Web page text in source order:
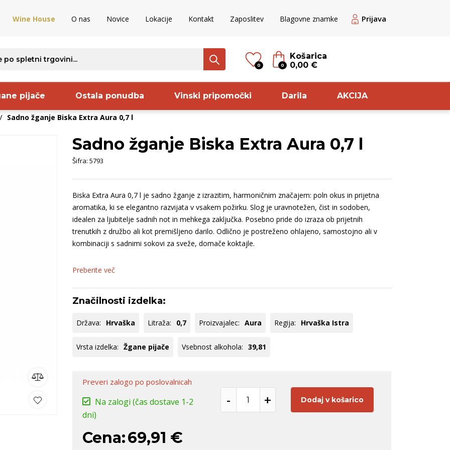
Wine House O nas Novice Lokacije Kontakt Zaposlitev Blagovne znamke Prijava
0 0
Košarica
0,00 €
ponudba Natural wine Registracija B2B
vse
Regija
Kras
Goriška Brda
Vipavska
dolina
Dolenjska
Istra
Poglej vse
Proizvajalec
Sanctum
Frelih
Pommery
Keltis
Codorniu
Poglej vse
Bogato belo
Sveže belo
Bogato Belo /
Oranžno
Bogato rdeče
Sveže rdeče
Poglej vse
Pikolit
Rebula
Pinela
Glera
Modri pinot
Poglej vse
pijače Ostala ponudba Vinski pripomočki Darila AKCIJA
/ Sadno žganje Biska Extra Aura 0,7 l
Sadno žganje Biska Extra Aura 0,7 l
Šifra: 5793
Biska Extra Aura 0,7 l je sadno žganje z izrazitim, harmoničnim značajem: poln okus in prijetna
aromatika, ki se elegantno razvijata v vsakem požirku. Slog je uravnotežen, čist in sodoben,
idealen za ljubitelje sadnih not in mehkega zaključka. Posebno pride do izraza ob prijetnih
trenutkih z družbo ali kot premišljeno darilo. Odlično je postreženo ohlajeno, samostojno ali v
kombinaciji s sadnimi sokovi za sveže, domače koktajle.
Preberite več
Značilnosti izdelka:
Država: Hrvaška Litraža: 0,7 Proizvajalec: Aura Regija: Hrvaška Istra
Vrsta izdelka: Žgane pijače Vsebnost alkohola: 39,81
Preveri zalogo po poslovalnicah
Na zalogi (čas dostave 1-2
dni)
Cena:69,91 €
- + Dodaj v košarico